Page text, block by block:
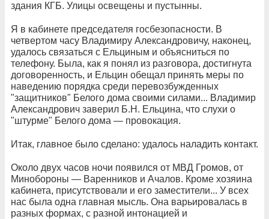
здания КГБ. Улицы освещены и пустынны.
Я в кабинете председателя госбезопасности. В
четвертом часу Владимиру Александровичу, наконец,
удалось связаться с Ельциным и объясниться по
телефону. Была, как я понял из разговора, достигнута
договоренность, и Ельцин обещал принять меры по
наведению порядка среди перевозбужденных
"защитников" Белого дома своими силами... Владимир
Александрович заверил Б.Н. Ельцина, что слухи о
"штурме" Белого дома — провокация.
Итак, главное было сделано: удалось наладить контакт.
Около двух часов ночи появился от МВД Громов, от
Минобороны — Варенников и Ачалов. Кроме хозяина
кабинета, присутствовали и его заместители... У всех
нас была одна главная мысль. Она варьировалась в
разных формах, с разной интонацией и